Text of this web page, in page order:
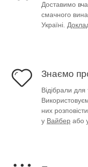
Доставимо
смачного
Україні.
Знаємо
Відібрали
них
у Вайбер або